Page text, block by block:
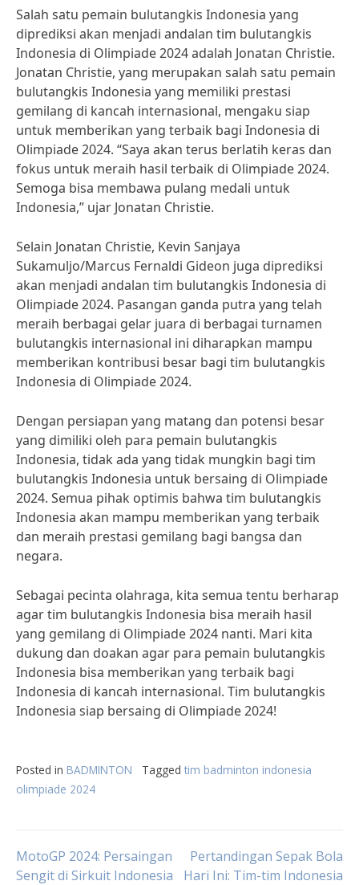
Salah satu pemain bulutangkis Indonesia yang
diprediksi akan menjadi andalan tim bulutangkis
Indonesia di Olimpiade 2024 adalah Jonatan Christie.
Jonatan Christie, yang merupakan salah satu pemain
bulutangkis Indonesia yang memiliki prestasi
gemilang di kancah internasional, mengaku siap
untuk memberikan yang terbaik bagi Indonesia di
Olimpiade 2024. “Saya akan terus berlatih keras dan
fokus untuk meraih hasil terbaik di Olimpiade 2024.
Semoga bisa membawa pulang medali untuk
Indonesia,” ujar Jonatan Christie.
Selain Jonatan Christie, Kevin Sanjaya
Sukamuljo/Marcus Fernaldi Gideon juga diprediksi
akan menjadi andalan tim bulutangkis Indonesia di
Olimpiade 2024. Pasangan ganda putra yang telah
meraih berbagai gelar juara di berbagai turnamen
bulutangkis internasional ini diharapkan mampu
memberikan kontribusi besar bagi tim bulutangkis
Indonesia di Olimpiade 2024.
Dengan persiapan yang matang dan potensi besar
yang dimiliki oleh para pemain bulutangkis
Indonesia, tidak ada yang tidak mungkin bagi tim
bulutangkis Indonesia untuk bersaing di Olimpiade
2024. Semua pihak optimis bahwa tim bulutangkis
Indonesia akan mampu memberikan yang terbaik
dan meraih prestasi gemilang bagi bangsa dan
negara.
Sebagai pecinta olahraga, kita semua tentu berharap
agar tim bulutangkis Indonesia bisa meraih hasil
yang gemilang di Olimpiade 2024 nanti. Mari kita
dukung dan doakan agar para pemain bulutangkis
Indonesia bisa memberikan yang terbaik bagi
Indonesia di kancah internasional. Tim bulutangkis
Indonesia siap bersaing di Olimpiade 2024!
Posted in BADMINTON Tagged tim badminton indonesia
olimpiade 2024
Post
MotoGP 2024: Persaingan
Sengit di Sirkuit Indonesia
Pertandingan Sepak Bola
Hari Ini: Tim-tim Indonesia